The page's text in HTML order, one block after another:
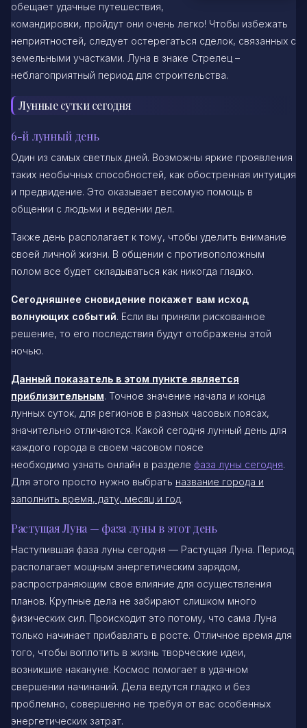
обещает удачные путешествия,
командировки, пройдут они очень легко! Чтобы избежать
неприятностей, следует остерегаться сделок, связанных с
земельными участками. Луна в знаке Стрелец –
неблагоприятный период для строительства.
Лунные сутки сегодня
6-й лунный день
Один из самых светлых дней. Возможны яркие проявления
таких необычных способностей, как обостренная интуиция
и предвидение. Это оказывает весомую помощь в
общении с людьми и ведении дел.
Также день располагает к тому, чтобы уделить внимание
своей личной жизни. В общении с противоположным
полом все будет складываться как никогда гладко.
Сегодняшнее сновидение покажет вам исход
волнующих событий. Если вы приняли рискованное
решение, то его последствия будут отображены этой
ночью.
Данный показатель в этом пункте является
приблизительным. Точное значение начала и конца
лунных суток, для регионов в разных часовых поясах,
значительно отличаются. Какой сегодня лунный день для
каждого города в своем часовом поясе
необходимо узнать онлайн в разделе фаза луны сегодня.
Для этого просто нужно выбрать название города и
заполнить время, дату, месяц и год.
Растущая Луна — фаза луны в этот день
Наступившая фаза луны сегодня — Растущая Луна. Период
располагает мощным энергетическим зарядом,
распространяющим свое влияние для осуществления
планов. Крупные дела не забирают слишком много
физических сил. Происходит это потому, что сама Луна
только начинает прибавлять в росте. Отличное время для
того, чтобы воплотить в жизнь творческие идеи,
возникшие накануне. Космос помогает в удачном
свершении начинаний. Дела ведутся гладко и без
проблемно, совершенно не требуя от вас особенных
энергетических затрат.